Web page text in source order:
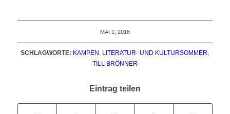
MAI 1, 2018
SCHLAGWORTE: KAMPEN LITERATUR- UND KULTURSOMMER
TILL BRÖNNER
Eintrag teilen